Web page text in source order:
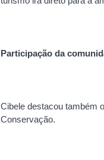
Participação da
Cibele destacou também
Conservação.